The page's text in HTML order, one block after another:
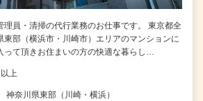
理員・清掃の代行業務のお仕事です。 東京都全
東部（横浜市・川崎市）エリアのマンションに
って頂きお住まいの方の快適な暮らし…
上
神奈川県東部（川崎・横浜）